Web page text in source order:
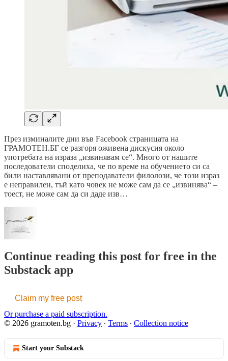
През изминалите дни във Facebook страницата на
ГРАМОТЕН.БГ се разгоря оживена дискусия около
употребата на израза „извинявам се“. Много от нашите
последователи споделиха, че по време на обучението си са
били наставлявани от преподаватели филолози, че този израз
е неправилен, тъй като човек не може сам да се „извинява“ –
тоест, не може сам да си даде изв…
Continue reading this post for free in the
Substack app
Claim my free post
Or purchase a paid subscription.
© 2026 gramoten.bg · Privacy ∙ Terms ∙ Collection notice
Start your Substack